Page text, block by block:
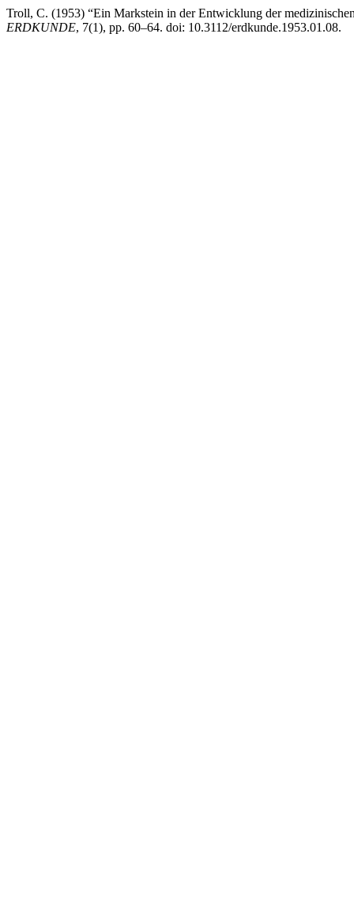
Troll, C. (1953) “Ein Markstein in der Entwicklung der
ERDKUNDE, 7(1), pp. 60–64. doi: 10.3112/erdkunde.1953.01.08.